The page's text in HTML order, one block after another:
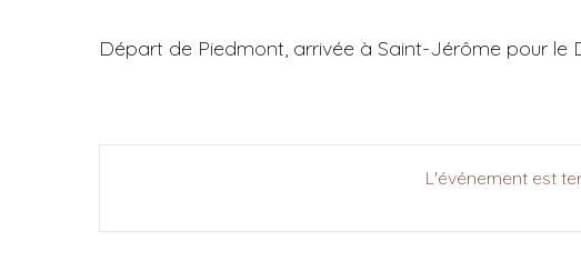
Départ de Piedmont, arrivée à Saint-Jérôme pour le
L'événement est